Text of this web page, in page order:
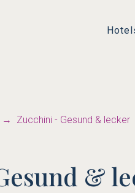
Zucchini - Gesund & lecker
&